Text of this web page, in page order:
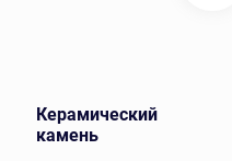
Керамический
камень